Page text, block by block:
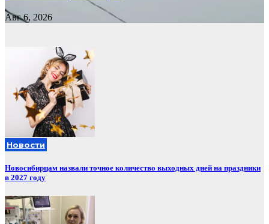
Авг 6, 2026
Новости
Новосибирцам назвали точное количество выходных дней на праздники
в 2027 году